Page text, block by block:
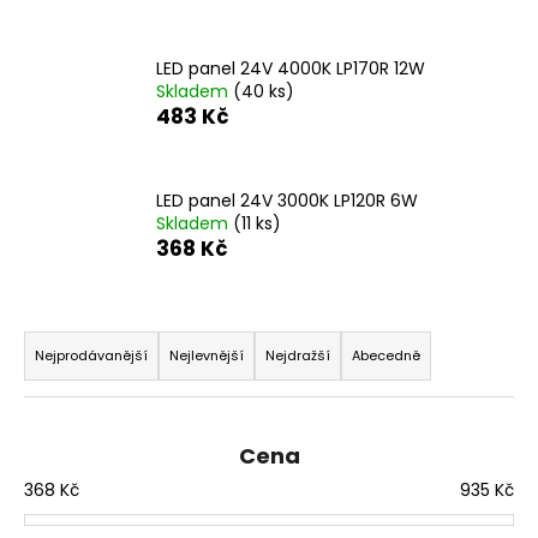
LED panel 24V 4000K LP170R 12W
Skladem (40 ks)
483 Kč
LED panel 24V 3000K LP120R 6W
Skladem (11 ks)
368 Kč
Ř
a
z
í
p
Nejprodávanější Nejlevnější Nejdražší Abecedně
Cena
368 Kč 935 Kč
HLEDAT
o
p